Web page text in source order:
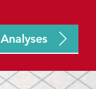
Analyses